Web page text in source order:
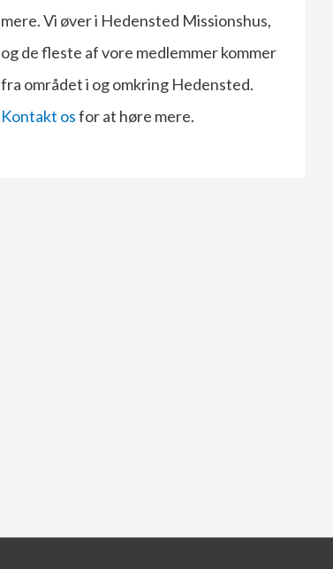
mere. Vi øver i Hedensted Missionshus,
og de fleste af vore medlemmer kommer
fra området i og omkring Hedensted.
Kontakt osfor at høre mere.